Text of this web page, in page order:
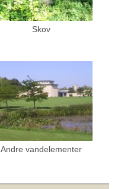
Skov
Andre vandelementer